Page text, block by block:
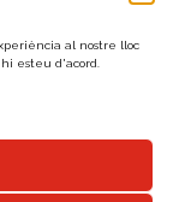
al nostre lloc
esteu d'acord.